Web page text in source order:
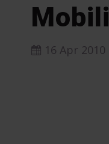
Mobili
16 Apr 2010